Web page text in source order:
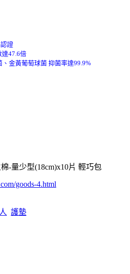
證
47.6倍
金黃葡萄球菌 抑菌率達99.9%
-量少型(18cm)x10片 輕巧包
goods-4.html
護墊